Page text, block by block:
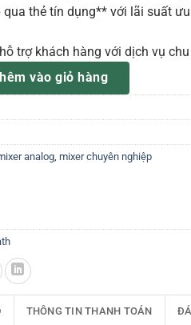
qua thẻ tín dụng** với lãi suất
trợ khách hàng với dịch vụ
ZED24 ( ZED2402) số lượng
vào giỏ hàng
analog mixer chuyên nghiệp
THÔNG TIN THANH TOÁN